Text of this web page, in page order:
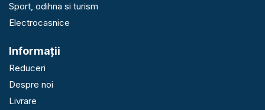
Sport, odihna si turism
Electrocasnice
Informaţii
Reduceri
Despre noi
Livrare